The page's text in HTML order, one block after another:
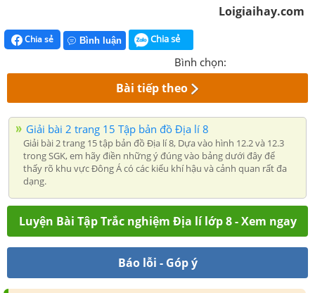
Loigiaihay.com
Chia sẻ Bình luận Chia sẻ
Bình chọn:
Bài tiếp theo
Giải bài 2 trang 15 Tập bản đồ Địa lí 8
Giải bài 2 trang 15 tập bản đồ Địa lí 8, Dựa vào hình 12.2 và 12.3
trong SGK, em hãy điền những ý đúng vào bảng dưới đây để
thấy rõ khu vực Đông Á có các kiểu khí hậu và cảnh quan rất đa
dạng.
Luyện Bài Tập Trắc nghiệm Địa lí lớp 8 - Xem ngay
Báo lỗi - Góp ý